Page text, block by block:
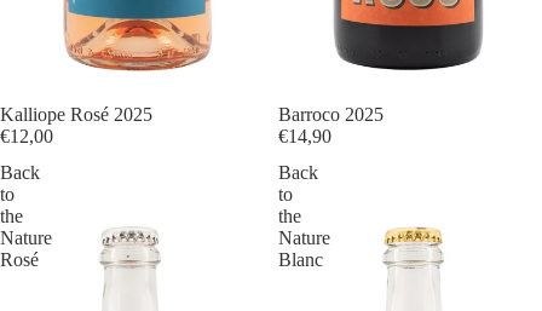
Kalliope Rosé 2025
€12,00
Barroco 2025
€14,90
Back
to
the
Nature
Rosé
Back
to
the
Nature
Blanc